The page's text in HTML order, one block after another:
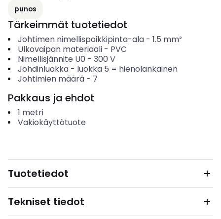
punos
Tärkeimmät tuotetiedot
Johtimen nimellispoikkipinta-ala- 1.5 mm²
Ulkovaipan materiaali- PVC
Nimellisjännite U0 - 300 V
Johdinluokka- luokka 5 = hienolankainen
Johtimien määrä- 7
Pakkaus ja ehdot
1 metri
Vakiokäyttötuote
Tuotetiedot
Tekniset tiedot